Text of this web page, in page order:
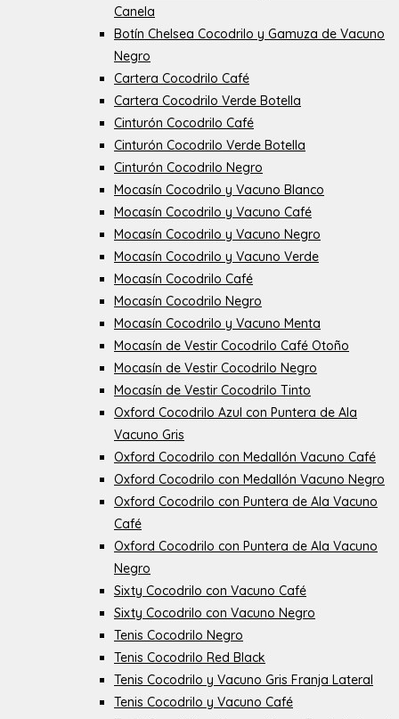
Canela
Botín Chelsea Cocodrilo y Gamuza de Vacuno
Negro
Cartera Cocodrilo Café
Cartera Cocodrilo Verde Botella
Cinturón Cocodrilo Café
Cinturón Cocodrilo Verde Botella
Cinturón Cocodrilo Negro
Mocasín Cocodrilo y Vacuno Blanco
Mocasín Cocodrilo y Vacuno Café
Mocasín Cocodrilo y Vacuno Negro
Mocasín Cocodrilo y Vacuno Verde
Mocasín Cocodrilo Café
Mocasín Cocodrilo Negro
Mocasín Cocodrilo y Vacuno Menta
Mocasín de Vestir Cocodrilo Café Otoño
Mocasín de Vestir Cocodrilo Negro
Mocasín de Vestir Cocodrilo Tinto
Oxford Cocodrilo Azul con Puntera de Ala
Vacuno Gris
Oxford Cocodrilo con Medallón Vacuno Café
Oxford Cocodrilo con Medallón Vacuno Negro
Oxford Cocodrilo con Puntera de Ala Vacuno
Café
Oxford Cocodrilo con Puntera de Ala Vacuno
Negro
Sixty Cocodrilo con Vacuno Café
Sixty Cocodrilo con Vacuno Negro
Tenis Cocodrilo Negro
Tenis Cocodrilo Red Black
Tenis Cocodrilo y Vacuno Gris Franja Lateral
Tenis Cocodrilo y Vacuno Café